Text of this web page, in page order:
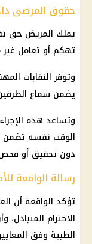
حقوق المرضى
يملك المريض حق
تهكم أو تعامل
وتوفر النقابات
يضمن سماع
وتساعد هذه
الوقت نفسه تضمن
دون تحقيق أو
رسالة الواقعة
تؤكد الواقعة أن
الاحترام
الطبية وفق